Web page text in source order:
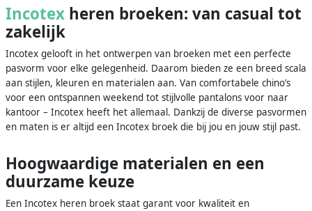
Incotex heren broeken: van casual tot
zakelijk
Incotex gelooft in het ontwerpen van broeken met een perfecte
pasvorm voor elke gelegenheid. Daarom bieden ze een breed scala
aan stijlen, kleuren en materialen aan. Van comfortabele chino’s
voor een ontspannen weekend tot stijlvolle pantalons voor naar
kantoor – Incotex heeft het allemaal. Dankzij de diverse pasvormen
en maten is er altijd een Incotex broek die bij jou en jouw stijl past.
Hoogwaardige materialen en een
duurzame keuze
Een Incotex heren broek staat garant voor kwaliteit en